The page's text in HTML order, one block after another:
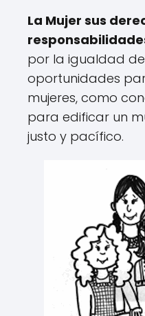
La Mujer sus
por la igualdad
oportunidades
mujeres, como
para edificar un
justo y pacífico.